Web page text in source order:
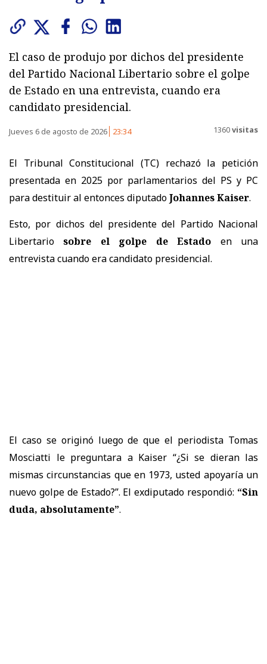
El caso de produjo por dichos del presidente
del Partido Nacional Libertario sobre el golpe
de Estado en una entrevista, cuando era
candidato presidencial.
Jueves 6 de agosto de 2026 23:34 1360visitas
El Tribunal Constitucional (TC) rechazó la petición
presentada en 2025 por parlamentarios del PS y PC
para destituir al entonces diputadoJohannes Kaiser.
Esto, por dichos del presidente del Partido Nacional
Libertario sobre el golpe de Estado en una
entrevista cuando era candidato presidencial.
El caso se originó luego de que el periodista Tomas
Mosciatti le preguntara a Kaiser “¿Si se dieran las
mismas circunstancias que en 1973, usted apoyaría un
nuevo golpe de Estado?”. El exdiputado respondió: “Sin
duda, absolutamente”.